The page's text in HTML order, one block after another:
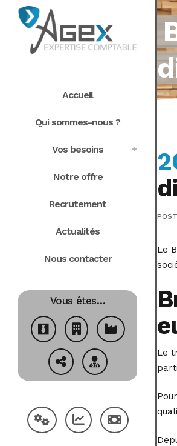
Accueil
Qui sommes-nous ?
Vos besoins
Notre offre
Recrutement
Actualités
Nous contacter
Vous êtes…
Le
Le